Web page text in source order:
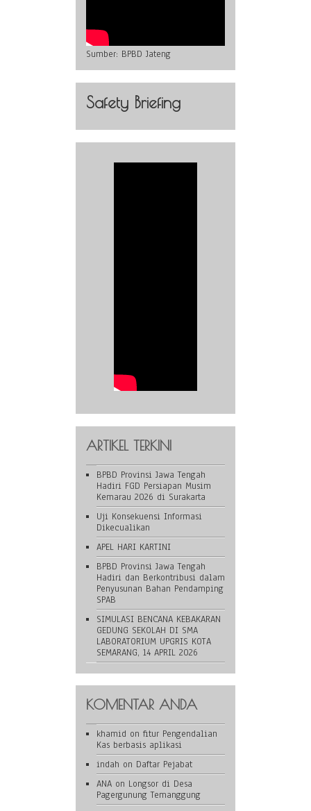
Sumber: BPBD Jateng
Safety Briefing
ARTIKEL TERKINI
BPBD Provinsi Jawa Tengah
Hadiri FGD Persiapan Musim
Kemarau 2026 di Surakarta
Uji Konsekuensi Informasi
Dikecualikan
APEL HARI KARTINI
BPBD Provinsi Jawa Tengah
Hadiri dan Berkontribusi dalam
Penyusunan Bahan Pendamping
SPAB
SIMULASI BENCANA KEBAKARAN
GEDUNG SEKOLAH DI SMA
LABORATORIUM UPGRIS KOTA
SEMARANG, 14 APRIL 2026
KOMENTAR ANDA
khamid on fitur Pengendalian
Kas berbasis aplikasi
indah on Daftar Pejabat
ANA on Longsor di Desa
Pagergunung Temanggung